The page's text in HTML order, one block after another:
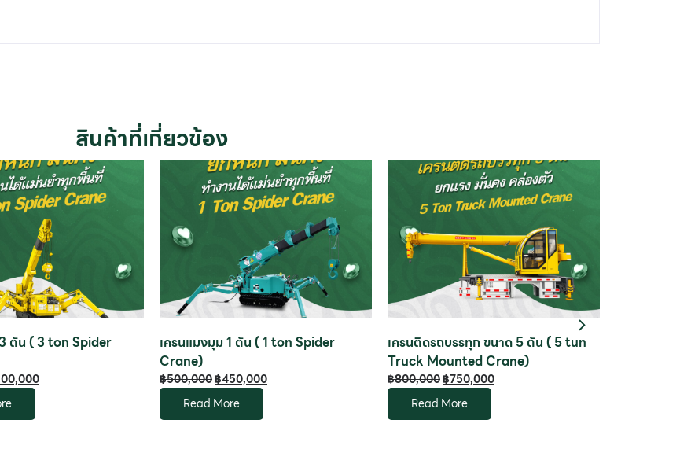
สินค้าที่เกี่ยวข้อง
ตัน ( 3 ton Spider
เครนแมงมุม 1 ตัน ( 1 ton Spider
Crane)
฿500,000฿450,000
Read More
เครนติดรถบรรทุก ขนาด 5 ตัน ( 5 tun
Truck Mounted Crane)
฿800,000฿750,000
Read More